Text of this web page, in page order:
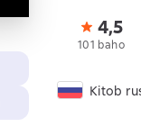
4,5
101 baho
Kitob